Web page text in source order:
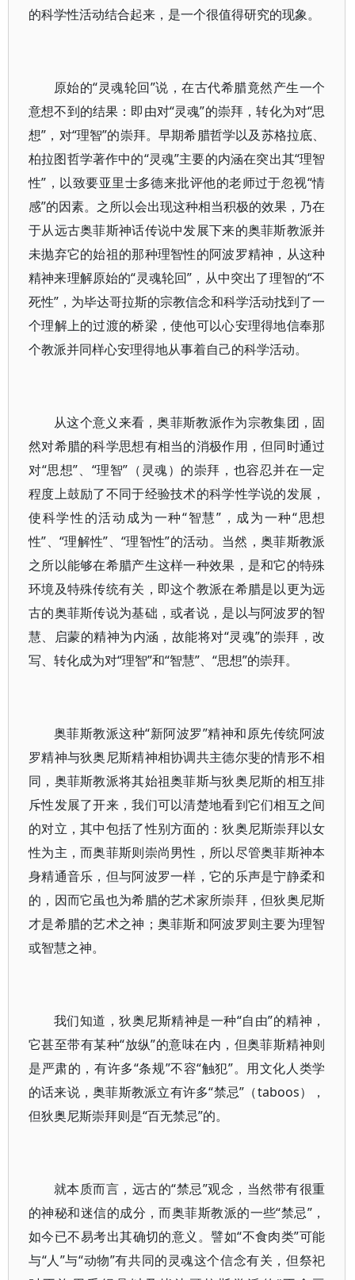
的科学性活动结合起来，是一个很值得研究的现象。
原始的“灵魂轮回”说，在古代希腊竟然产生一个
意想不到的结果：即由对“灵魂”的崇拜，转化为对“思
想”，对“理智”的崇拜。早期希腊哲学以及苏格拉底、
柏拉图哲学著作中的“灵魂”主要的内涵在突出其“理智
性”，以致要亚里士多德来批评他的老师过于忽视“情
感”的因素。之所以会出现这种相当积极的效果，乃在
于从远古奥菲斯神话传说中发展下来的奥菲斯教派并
未抛弃它的始祖的那种理智性的阿波罗精神，从这种
精神来理解原始的“灵魂轮回”，从中突出了理智的“不
死性”，为毕达哥拉斯的宗教信念和科学活动找到了一
个理解上的过渡的桥梁，使他可以心安理得地信奉那
个教派并同样心安理得地从事着自己的科学活动。
从这个意义来看，奥菲斯教派作为宗教集团，固
然对希腊的科学思想有相当的消极作用，但同时通过
对“思想”、“理智”（灵魂）的崇拜，也容忍并在一定
程度上鼓励了不同于经验技术的科学性学说的发展，
使科学性的活动成为一种“智慧”，成为一种“思想
性”、“理解性”、“理智性”的活动。当然，奥菲斯教派
之所以能够在希腊产生这样一种效果，是和它的特殊
环境及特殊传统有关，即这个教派在希腊是以更为远
古的奥菲斯传说为基础，或者说，是以与阿波罗的智
慧、启蒙的精神为内涵，故能将对“灵魂”的崇拜，改
写、转化成为对“理智”和“智慧”、“思想”的崇拜。
奥菲斯教派这种“新阿波罗”精神和原先传统阿波
罗精神与狄奥尼斯精神相协调共主德尔斐的情形不相
同，奥菲斯教派将其始祖奥菲斯与狄奥尼斯的相互排
斥性发展了开来，我们可以清楚地看到它们相互之间
的对立，其中包括了性别方面的：狄奥尼斯崇拜以女
性为主，而奥菲斯则崇尚男性，所以尽管奥菲斯神本
身精通音乐，但与阿波罗一样，它的乐声是宁静柔和
的，因而它虽也为希腊的艺术家所崇拜，但狄奥尼斯
才是希腊的艺术之神；奥菲斯和阿波罗则主要为理智
或智慧之神。
我们知道，狄奥尼斯精神是一种“自由”的精神，
它甚至带有某种“放纵”的意味在内，但奥菲斯精神则
是严肃的，有许多“条规”不容“触犯”。用文化人类学
的话来说，奥菲斯教派立有许多“禁忌”（taboos），
但狄奥尼斯崇拜则是“百无禁忌”的。
就本质而言，远古的“禁忌”观念，当然带有很重
的神秘和迷信的成分，而奥菲斯教派的一些“禁忌”，
如今已不易考出其确切的意义。譬如“不食肉类”可能
与“人”与“动物”有共同的灵魂这个信念有关，但祭祀